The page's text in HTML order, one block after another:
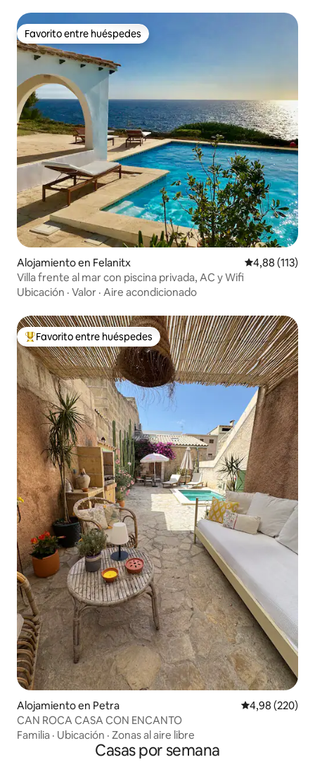
Favorito entre huéspedes
Favorito entre huéspedes
Alojamiento en Felanitx Calificación
4,88 (113)
Villa frente al mar con piscina privada, AC y Wifi
Ubicación · Valor · Aire acondicionado
Favorito entre los huéspedes más destacados
Favorito entre huéspedes
Alojamiento en Petra Calificación
4,98 (220)
CAN ROCA CASA CON ENCANTO
Familia · Ubicación · Zonas al aire libre
Casas por semana